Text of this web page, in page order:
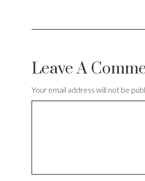
Leave A
Your email address will not be